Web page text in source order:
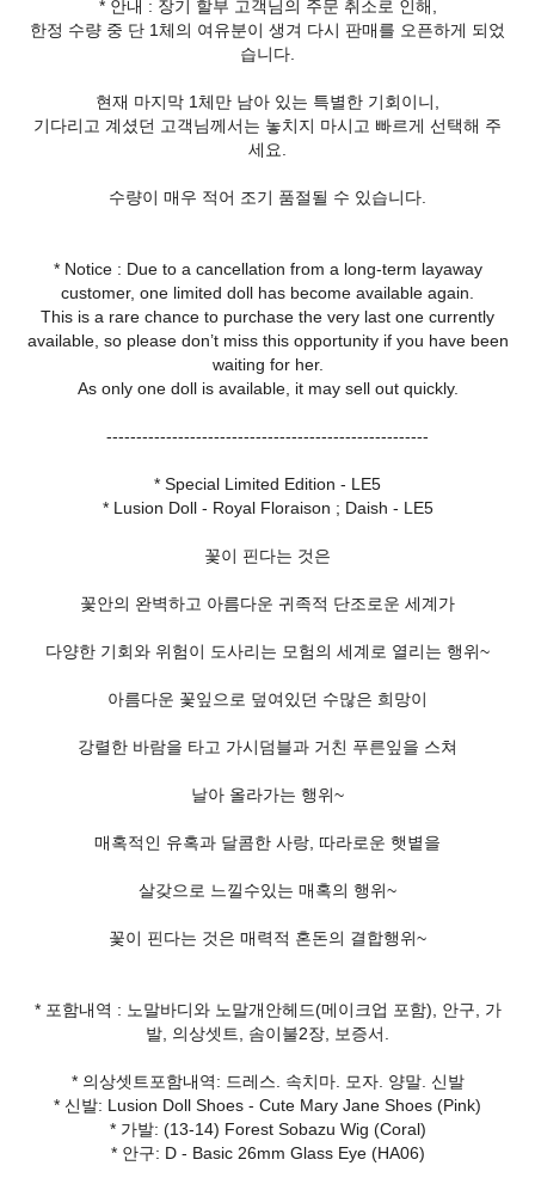
* 안내 : 장기 할부 고객님의 주문 취소로 인해,
한정 수량 중 단 1체의 여유분이 생겨 다시 판매를 오픈하게 되었
습니다.
현재 마지막 1체만 남아 있는 특별한 기회이니,
기다리고 계셨던 고객님께서는 놓치지 마시고 빠르게 선택해 주
세요.
수량이 매우 적어 조기 품절될 수 있습니다.
* Notice : Due to a cancellation from a long-term layaway
customer, one limited doll has become available again.
This is a rare chance to purchase the very last one currently
available, so please don’t miss this opportunity if you have been
waiting for her.
As only one doll is available, it may sell out quickly.
------------------------------------------------------
* Special Limited Edition - LE5
* Lusion Doll - Royal Floraison ; Daish - LE5
꽃이 핀다는 것은
꽃안의 완벽하고 아름다운 귀족적 단조로운 세계가
다양한 기회와 위험이 도사리는 모험의 세계로 열리는 행위~
아름다운 꽃잎으로 덮여있던 수많은 희망이
강렬한 바람을 타고 가시덤블과 거친 푸른잎을 스쳐
날아 올라가는 행위~
매혹적인 유혹과 달콤한 사랑, 따라로운 햇볕을
살갖으로 느낄수있는 매혹의 행위~
꽃이 핀다는 것은 매력적 혼돈의 결합행위~
* 포함내역 : 노말바디와 노말개안헤드(메이크업 포함), 안구, 가
발, 의상셋트, 솜이불2장, 보증서.
* 의상셋트포함내역: 드레스. 속치마. 모자. 양말. 신발
* 신발: Lusion Doll Shoes - Cute Mary Jane Shoes (Pink)
* 가발: (13-14) Forest Sobazu Wig (Coral)
* 안구: D - Basic 26mm Glass Eye (HA06)